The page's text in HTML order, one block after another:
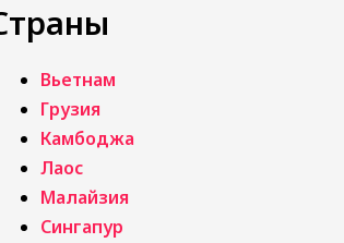
Вьетнам
Грузия
Камбоджа
Лаос
Малайзия
Сингапур